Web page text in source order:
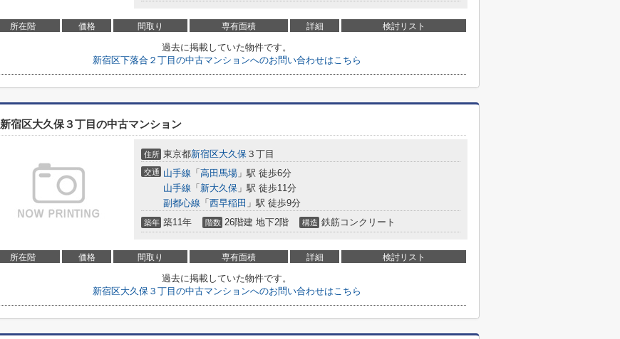
所在階 価格 間取り 専有面積 詳細 検討リスト
過去に掲載していた物件です。
新宿区下落合２丁目の中古マンションへのお問い合わせはこちら
新宿区大久保３丁目の中古マンション
住所 東京都新宿区大久保 ３丁目
交通 山手線 「 高田馬場 」駅 徒歩6分
山手線 「 新大久保 」駅 徒歩11分
副都心線 「 西早稲田 」駅 徒歩9分
築年 築11年 階数 26階建 地下2階 構造 鉄筋コンクリート
所在階 価格 間取り 専有面積 詳細 検討リスト
過去に掲載していた物件です。
新宿区大久保３丁目の中古マンションへのお問い合わせはこちら